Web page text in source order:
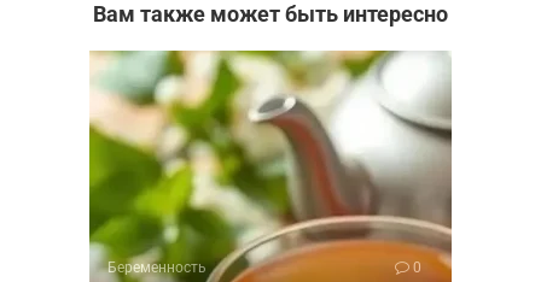
Вам также может быть интересно
Беременность 0